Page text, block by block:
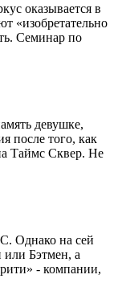
оказывается в
«изобретательно
Семинар по
девушке,
после того, как
Таймс Сквер. Не
Однако на сей
или Бэтмен, а
- компании,